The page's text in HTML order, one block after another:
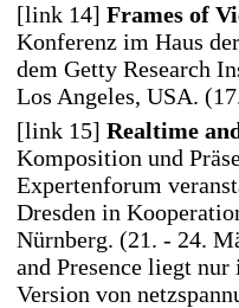
[link 14] Frames of
Konferenz im Haus
dem Getty Research
Los Angeles, USA.
[link 15] Realtime
Komposition und
Expertenforum
Dresden in
Nürnberg. (21. - 24.
and Presence liegt
Version von